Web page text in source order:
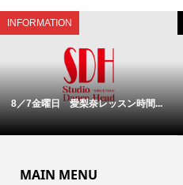
INFORMATION
8／7金曜日 愛梨奈レッスン時間...
MAIN MENU